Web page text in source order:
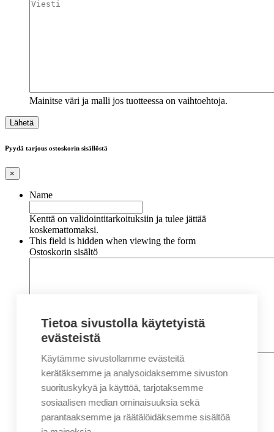
Mainitse väri ja malli jos tuotteessa on vaihtoehtoja.
Pyydä tarjous ostoskorin sisällöstä
×
Name
Kenttä on validointitarkoituksiin ja tulee jättää
koskemattomaksi.
This field is hidden when viewing the form
Ostoskorin sisältö
Nimi*
Etunimi
Sukunimi
Sähköposti*
Tietoa sivustolla käytetyistä
evästeistä
Käytämme sivustollamme evästeitä
kerätäksemme ja analysoidaksemme sivuston
suorituskykyä ja käyttöä, tarjotaksemme
sosiaalisen median ominaisuuksia sekä
parantaaksemme ja räätälöidäksemme sisältöä